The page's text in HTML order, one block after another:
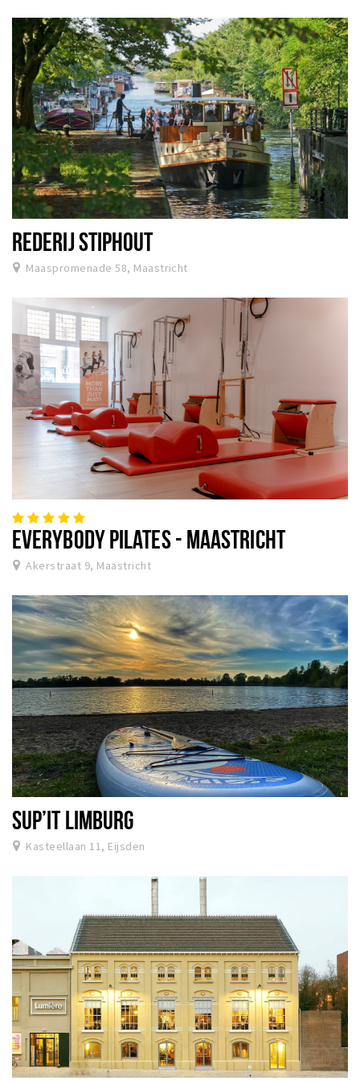
REDERIJ STIPHOUT
Maaspromenade 58, Maastricht
EVERYBODY PILATES - MAASTRICHT
Akerstraat 9, Maastricht
SUP’IT LIMBURG
Kasteellaan 11, Eijsden